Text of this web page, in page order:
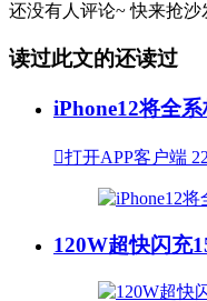
还没有人评论~ 快来抢沙
读过此文的还读过
iPhone12将全
打开APP客户端 22
120W超快闪充